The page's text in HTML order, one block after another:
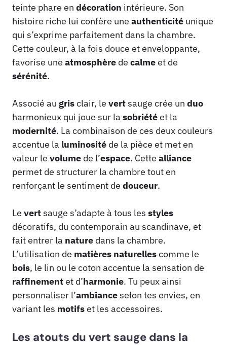
teinte phare en décoration intérieure. Son
histoire riche lui confère une authenticité unique
qui s’exprime parfaitement dans la chambre.
Cette couleur, à la fois douce et enveloppante,
favorise une atmosphère de calmeet de
sérénité.
Associé au grisclair, le vertsauge crée un duo
harmonieux qui joue sur la sobriétéet la
modernité. La combinaison de ces deux couleurs
accentue la luminosité de la pièce et met en
valeur le volume de l’espace. Cette alliance
permet de structurer la chambre tout en
renforçant le sentiment de douceur.
Le vertsauge s’adapte à tous les styles
décoratifs, du contemporain au scandinave, et
fait entrer la nature dans la chambre.
L’utilisation de matières naturellescomme le
bois, le lin ou le coton accentue la sensation de
raffinementet d’harmonie. Tu peux ainsi
personnaliser l’ambianceselon tes envies, en
variant les motifset les accessoires.
Les atouts du vert sauge dans la